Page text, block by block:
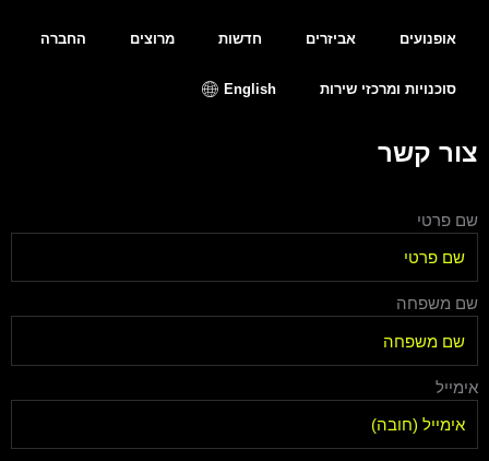
אופנועים אביזרים חדשות מרוצים החברה
סוכנויות ומרכזי שירות English
צור קשר
שם פרטי
שם משפחה
אימייל